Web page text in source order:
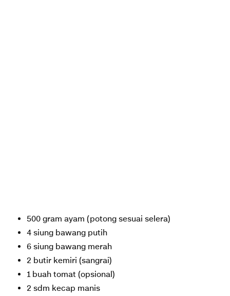
500 gram ayam (potong sesuai selera)
4 siung bawang putih
6 siung bawang merah
2 butir kemiri (sangrai)
1 buah tomat (opsional)
2 sdm kecap manis